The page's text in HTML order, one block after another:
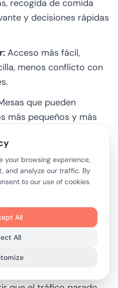
recogida de comida
y decisiones rápidas
Acceso más fácil,
menos conflicto con
que pueden
más pequeños y más
sentado
bar necesita una
social pertenece
sentadas más
incluso si es sólo
your browsing experience,
and analyze our traffic. By
to our use of cookies.
All
All